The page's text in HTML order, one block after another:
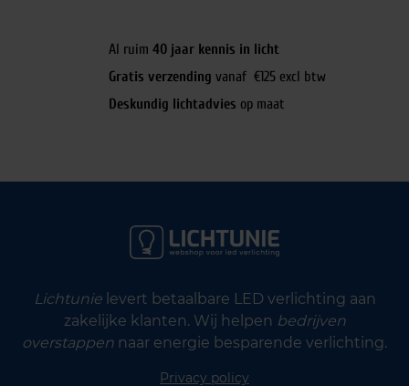
Al ruim 40 jaar kennis in licht
Gratis verzending vanaf €125 excl btw
Deskundig lichtadvies op maat
Lichtunielevert betaalbare LED verlichting aan
zakelijke klanten. Wij helpen bedrijven
overstappen naar energie besparende verlichting.
Privacy policy